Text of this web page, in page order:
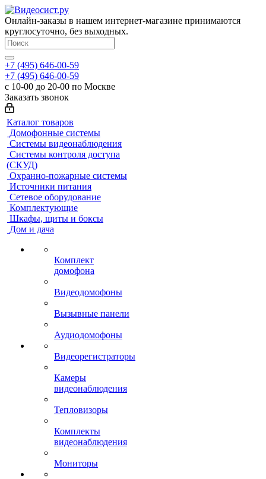
Онлайн-заказы в нашем интернет-магазине принимаются
круглосуточно, без выходных.
+7 (495) 646-00-59
+7 (495) 646-00-59
с 10-00 до 20-00 по Москве
Заказать звонок
Каталог товаров
Домофонные системы
Системы видеонаблюдения
Системы контроля доступа
(СКУД)
Охранно-пожарные системы
Источники питания
Сетевое оборудование
Комплектующие
Шкафы, щиты и боксы
Дом и дача
Комплект
домофона
Видеодомофоны
Вызывные панели
Аудиодомофоны
Видеорегистраторы
Камеры
видеонаблюдения
Тепловизоры
Комплекты
видеонаблюдения
Мониторы